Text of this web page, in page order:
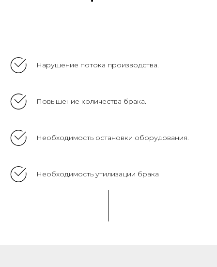
Нарушение потока производства.
Повышение количества брака.
Необходимость остановки оборудования.
Необходимость утилизации брака